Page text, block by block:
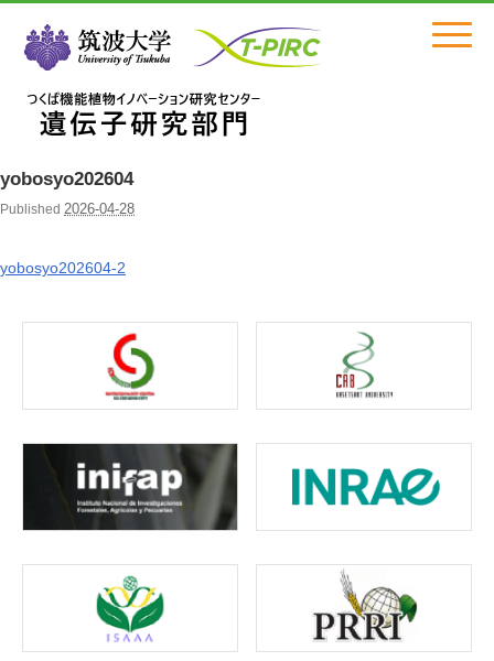
Click
yobosyo202604
Published 2026-04-28
yobosyo202604-2